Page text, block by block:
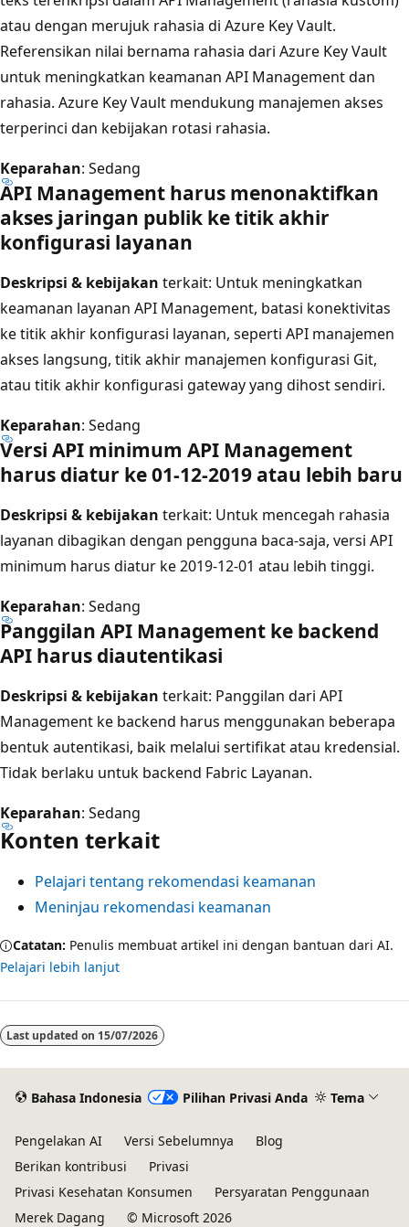
atau dengan merujuk rahasia di Azure Key Vault.
Referensikan nilai bernama rahasia dari Azure Key Vault
untuk meningkatkan keamanan API Management dan
rahasia. Azure Key Vault mendukung manajemen akses
terperinci dan kebijakan rotasi rahasia.
Keparahan: Sedang
API Management harus menonaktifkan
akses jaringan publik ke titik akhir
konfigurasi layanan
Deskripsi & kebijakan terkait: Untuk meningkatkan
keamanan layanan API Management, batasi konektivitas
ke titik akhir konfigurasi layanan, seperti API manajemen
akses langsung, titik akhir manajemen konfigurasi Git,
atau titik akhir konfigurasi gateway yang dihost sendiri.
Keparahan: Sedang
Versi API minimum API Management
harus diatur ke 01-12-2019 atau lebih baru
Deskripsi & kebijakan terkait: Untuk mencegah rahasia
layanan dibagikan dengan pengguna baca-saja, versi API
minimum harus diatur ke 2019-12-01 atau lebih tinggi.
Keparahan: Sedang
Panggilan API Management ke backend
API harus diautentikasi
Deskripsi & kebijakan terkait: Panggilan dari API
Management ke backend harus menggunakan beberapa
bentuk autentikasi, baik melalui sertifikat atau kredensial.
Tidak berlaku untuk backend Fabric Layanan.
Keparahan: Sedang
Konten terkait
Pelajari tentang rekomendasi keamanan
Meninjau rekomendasi keamanan
Catatan: Penulis membuat artikel ini dengan bantuan dari AI.
Pelajari lebih lanjut
Last updated on 15/07/2026
Bahasa Indonesia Pilihan Privasi Anda Tema
Pengelakan AI Versi Sebelumnya
Blog
Berikan kontribusi
Privasi
Privasi Kesehatan Konsumen
Persyaratan Penggunaan
Merek Dagang
© Microsoft 2026